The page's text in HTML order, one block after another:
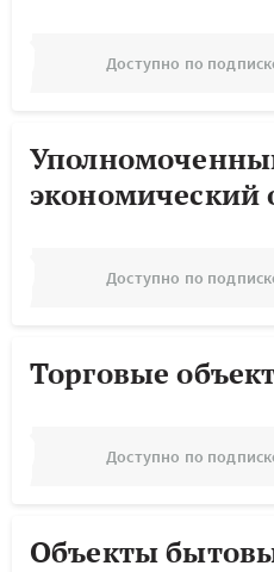
Доступно по
экономический
Доступно по
Торговые
Доступно по
Объекты